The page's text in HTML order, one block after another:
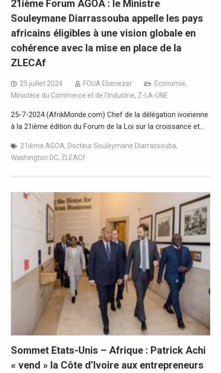
21ième Forum AGOA : le Ministre
Souleymane Diarrassouba appelle les pays
africains éligibles à une vision globale en
cohérence avec la mise en place de la
ZLECAf
25 juillet 2024 FOUA Ebenezer Economie,
Ministère du Commerce et de l'Industrie, Z-LA-UNE
25-7-2024 (AfrikMonde.com) Chef de la délégation ivoirienne
à la 21ième édition du Forum de la Loi sur la croissance et…
21ième AGOA, Docteur Souleymane Diarrassouba,
Washington DC, ZLEACf
Sommet Etats-Unis – Afrique : Patrick Achi
« vend » la Côte d’Ivoire aux entrepreneurs